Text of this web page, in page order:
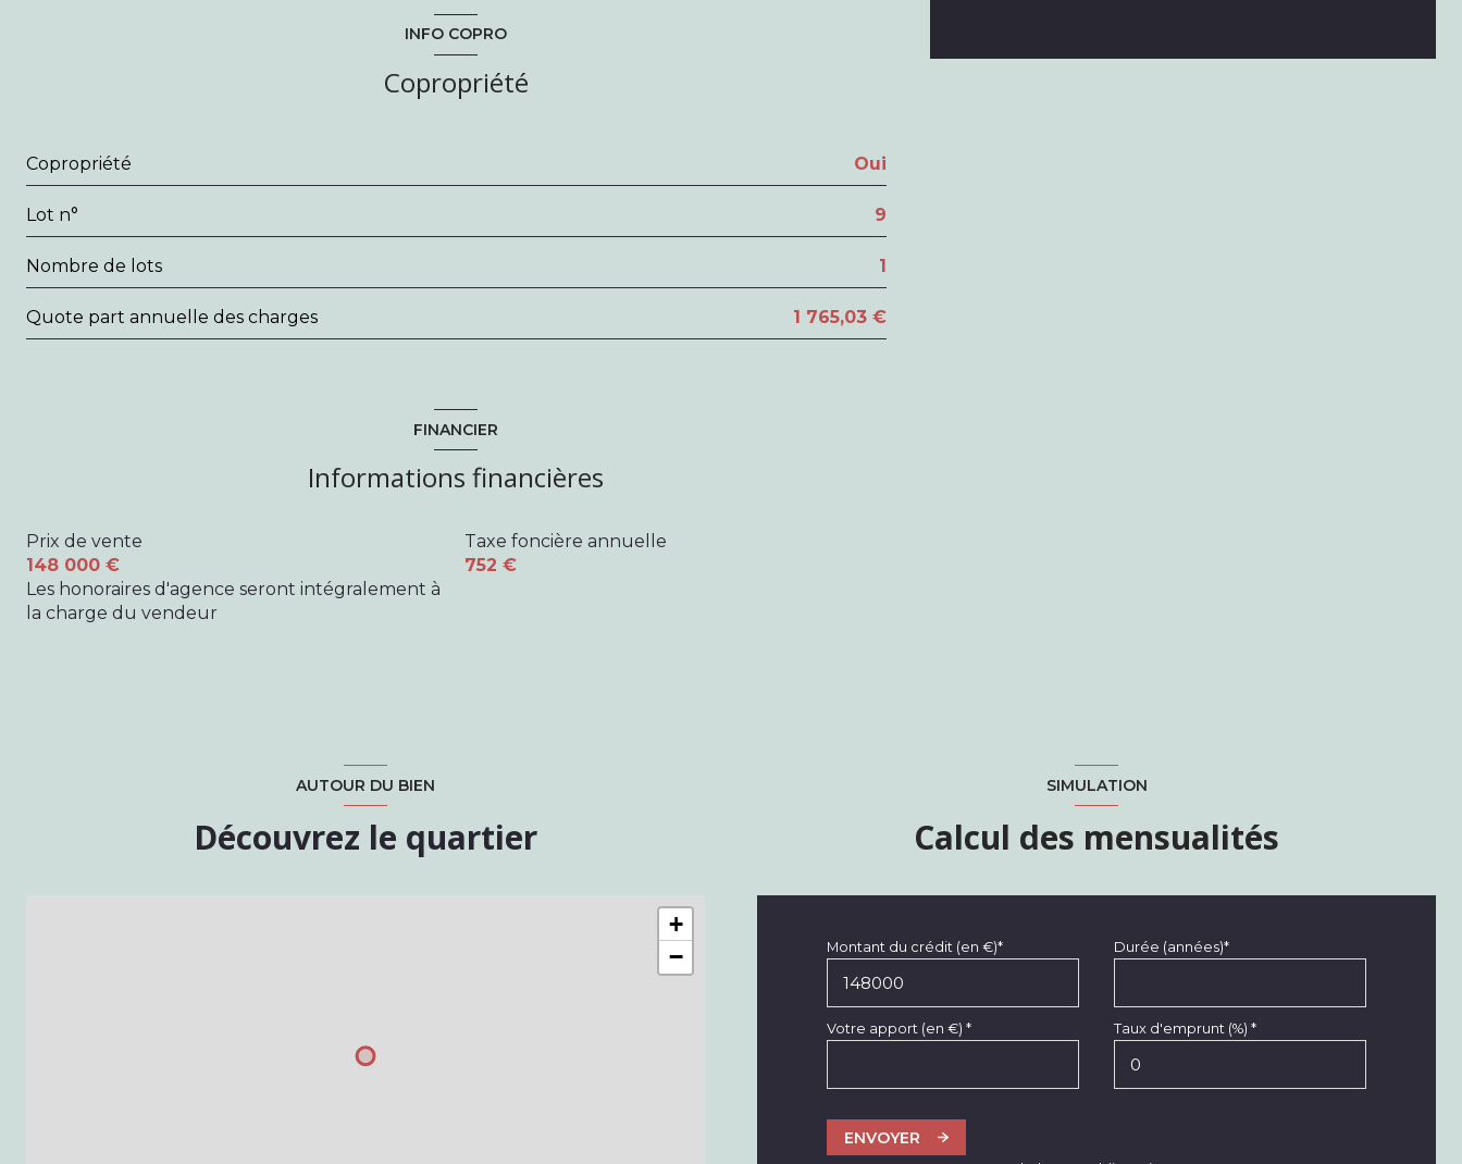
WC
1.1 m²
INFO COPRO
Copropriété
Copropriété Oui
Lot n° 9
Nombre de lots 1
Quote part annuelle des charges 1 765,03 €
FINANCIER
Informations financières
Prix de vente
148 000 €
Les honoraires d'agence seront intégralement à
la charge du vendeur
Taxe foncière annuelle
752 €
AUTOUR DU BIEN
Découvrez le quartier
+
−
SIMULATION
Calcul des mensualités
Montant du crédit (en €)* Durée (années)*
Votre apport (en €) * Taux d'emprunt (%) *
ENVOYER